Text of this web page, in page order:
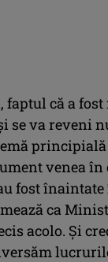
că a fost
se va reveni
venea
fost
ca
acolo. Şi